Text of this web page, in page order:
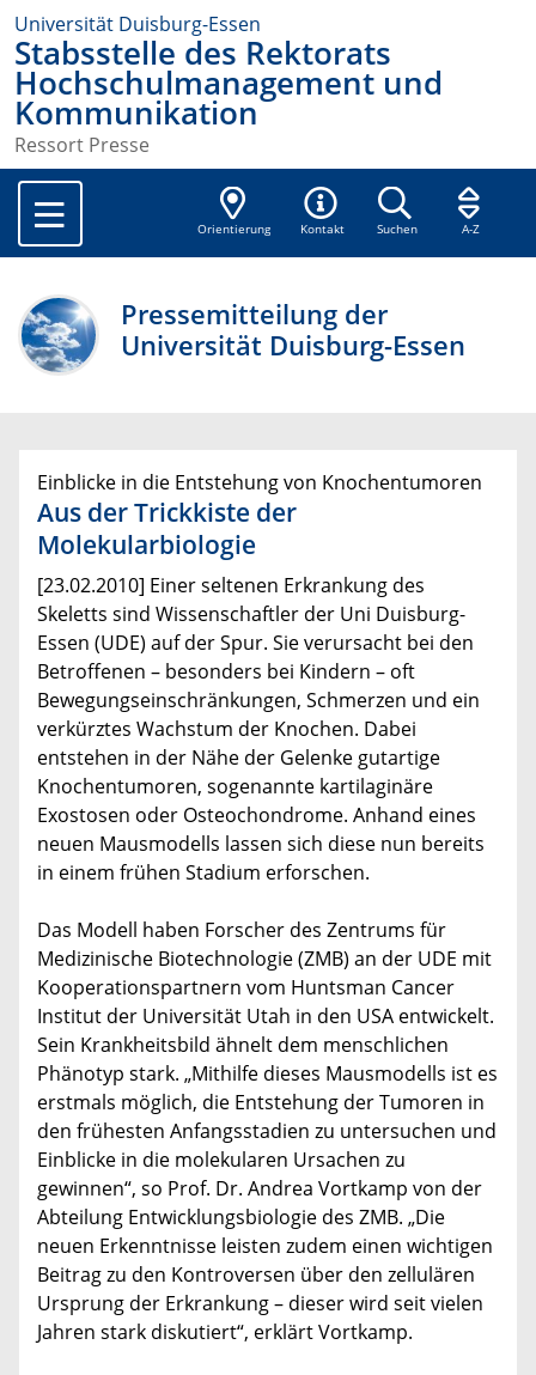
Universität Duisburg-Essen
Stabsstelle des Rektorats
Hochschulmanagement und
Kommunikation
Ressort Presse
Orientierung Kontakt Suchen A-Z
Pressemitteilung der
Universität Duisburg-Essen
Einblicke in die Entstehung von Knochentumoren
Aus der Trickkiste der
Molekularbiologie
[23.02.2010] Einer seltenen Erkrankung des
Skeletts sind Wissenschaftler der Uni Duisburg-
Essen (UDE) auf der Spur. Sie verursacht bei den
Betroffenen – besonders bei Kindern – oft
Bewegungseinschränkungen, Schmerzen und ein
verkürztes Wachstum der Knochen. Dabei
entstehen in der Nähe der Gelenke gutartige
Knochentumoren, sogenannte kartilaginäre
Exostosen oder Osteochondrome. Anhand eines
neuen Mausmodells lassen sich diese nun bereits
in einem frühen Stadium erforschen.
Das Modell haben Forscher des Zentrums für
Medizinische Biotechnologie (ZMB) an der UDE mit
Kooperationspartnern vom Huntsman Cancer
Institut der Universität Utah in den USA entwickelt.
Sein Krankheitsbild ähnelt dem menschlichen
Phänotyp stark. „Mithilfe dieses Mausmodells ist es
erstmals möglich, die Entstehung der Tumoren in
den frühesten Anfangsstadien zu untersuchen und
Einblicke in die molekularen Ursachen zu
gewinnen“, so Prof. Dr. Andrea Vortkamp von der
Abteilung Entwicklungsbiologie des ZMB. „Die
neuen Erkenntnisse leisten zudem einen wichtigen
Beitrag zu den Kontroversen über den zellulären
Ursprung der Erkrankung – dieser wird seit vielen
Jahren stark diskutiert“, erklärt Vortkamp.